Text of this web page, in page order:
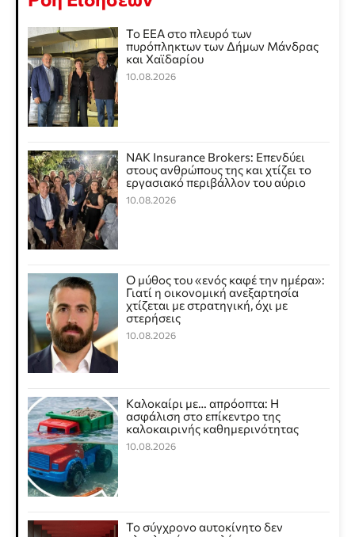
Το ΕΕΑ στο πλευρό των
πυρόπληκτων των Δήμων Μάνδρας
και Χαϊδαρίου
10.08.2026
NAK Insurance Brokers: Επενδύει
στους ανθρώπους της και χτίζει το
εργασιακό περιβάλλον του αύριο
10.08.2026
Ο μύθος του «ενός καφέ την ημέρα»:
Γιατί η οικονομική ανεξαρτησία
χτίζεται με στρατηγική, όχι με
στερήσεις
10.08.2026
Καλοκαίρι με… απρόοπτα: Η
ασφάλιση στο επίκεντρο της
καλοκαιρινής καθημερινότητας
10.08.2026
Το σύγχρονο αυτοκίνητο δεν